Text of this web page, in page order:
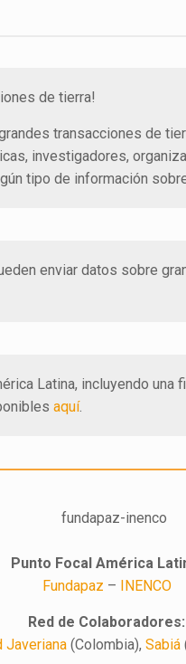
de tierra!
transacciones de
investigadores,
tipo de información
enviar datos sobre
Latina, incluyendo una
aquí.
Punto Focal América
Fundapaz – INENCO
Red de Colaboradores:
Javeriana (Colombia),Sabiá